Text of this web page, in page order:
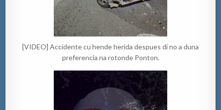
[VIDEO] Accidente cu hende herida despues di no a duna
preferencia na rotonde Ponton.